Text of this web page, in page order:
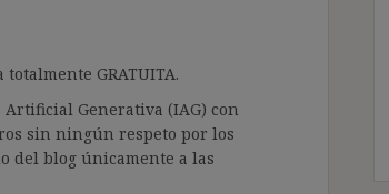
GRATUITA.
Generativa (IAG) con
sin ningún respeto por los
del blog únicamente a las